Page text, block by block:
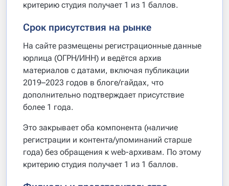
критерию студия получает 1 из 1 баллов.
Срок присутствия на рынке
На сайте размещены регистрационные данные
юрлица (ОГРН/ИНН) и ведётся архив
материалов с датами, включая публикации
2019–2023 годов в блоге/гайдах, что
дополнительно подтверждает присутствие
более 1 года.
Это закрывает оба компонента (наличие
регистрации и контента/упоминаний старше
года) без обращения к web-архивам. По этому
критерию студия получает 1 из 1 баллов.